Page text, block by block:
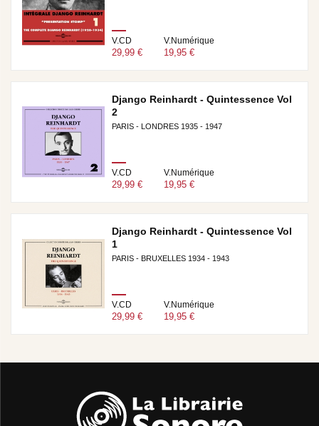
V.CD
29,99 €
V.Numérique
19,95 €
Django Reinhardt - Quintessence Vol
2
PARIS - LONDRES 1935 - 1947
V.CD
29,99 €
V.Numérique
19,95 €
Django Reinhardt - Quintessence Vol
1
PARIS - BRUXELLES 1934 - 1943
V.CD
29,99 €
V.Numérique
19,95 €